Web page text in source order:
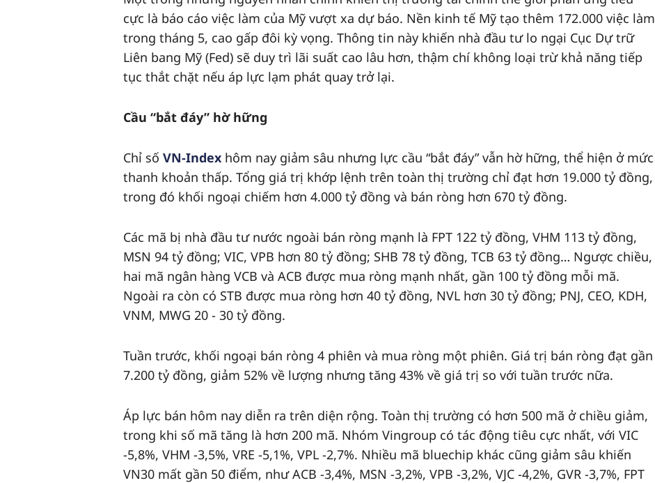
cực là báo cáo việc làm của Mỹ vượt xa dự báo. Nền kinh tế Mỹ tạo thêm 172.000 việc làm
trong tháng 5, cao gấp đôi kỳ vọng. Thông tin này khiến nhà đầu tư lo ngại Cục Dự trữ
Liên bang Mỹ (Fed) sẽ duy trì lãi suất cao lâu hơn, thậm chí không loại trừ khả năng tiếp
tục thắt chặt nếu áp lực lạm phát quay trở lại.
Cầu “bắt đáy” hờ hững
Chỉ số VN-Index hôm nay giảm sâu nhưng lực cầu “bắt đáy” vẫn hờ hững, thể hiện ở mức
thanh khoản thấp. Tổng giá trị khớp lệnh trên toàn thị trường chỉ đạt hơn 19.000 tỷ đồng,
trong đó khối ngoại chiếm hơn 4.000 tỷ đồng và bán ròng hơn 670 tỷ đồng.
Các mã bị nhà đầu tư nước ngoài bán ròng mạnh là FPT 122 tỷ đồng, VHM 113 tỷ đồng,
MSN 94 tỷ đồng; VIC, VPB hơn 80 tỷ đồng; SHB 78 tỷ đồng, TCB 63 tỷ đồng… Ngược chiều,
hai mã ngân hàng VCB và ACB được mua ròng mạnh nhất, gần 100 tỷ đồng mỗi mã.
Ngoài ra còn có STB được mua ròng hơn 40 tỷ đồng, NVL hơn 30 tỷ đồng; PNJ, CEO, KDH,
VNM, MWG 20 - 30 tỷ đồng.
Tuần trước, khối ngoại bán ròng 4 phiên và mua ròng một phiên. Giá trị bán ròng đạt gần
7.200 tỷ đồng, giảm 52% về lượng nhưng tăng 43% về giá trị so với tuần trước nữa.
Áp lực bán hôm nay diễn ra trên diện rộng. Toàn thị trường có hơn 500 mã ở chiều giảm,
trong khi số mã tăng là hơn 200 mã. Nhóm Vingroup có tác động tiêu cực nhất, với VIC
-5,8%, VHM -3,5%, VRE -5,1%, VPL -2,7%. Nhiều mã bluechip khác cũng giảm sâu khiến
VN30 mất gần 50 điểm, như ACB -3,4%, MSN -3,2%, VPB -3,2%, VJC -4,2%, GVR -3,7%, FPT